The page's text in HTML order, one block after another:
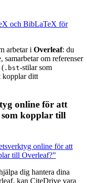
och BibLaTeX för
arbetar i Overleaf: du
om referenser
( .bst-stilar som
kopplar ditt
online för att
som kopplar till
online för att
till Overleaf?”
dig hantera dina
kan CiteDrive vara